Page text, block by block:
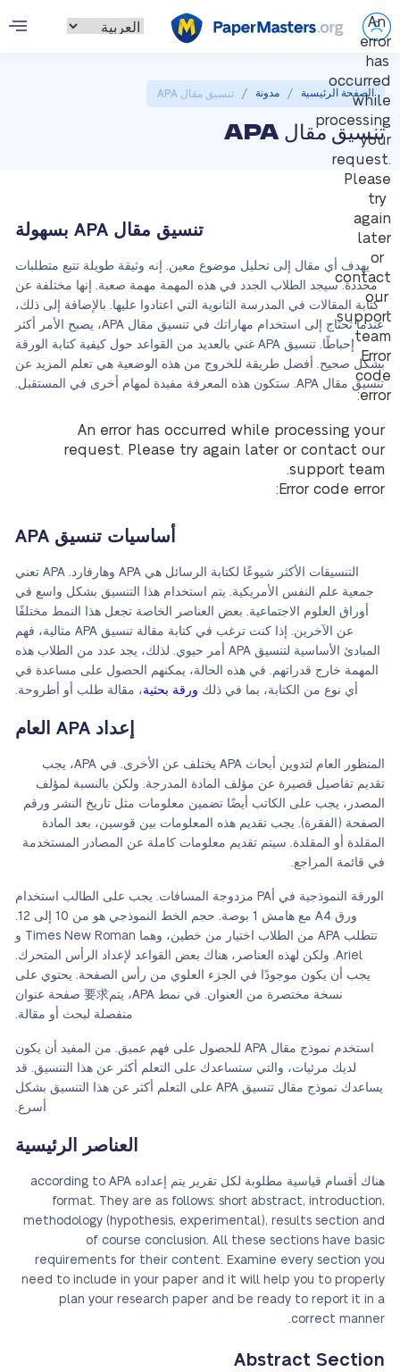
An
error
has
occurred
while
processing
your
request.
Please
try
again
later
or
contact
our
support
team.
Error
code
error:
الصفحة الرئيسية / مدونة / تنسيق مقال APA
تنسيق مقال APA
تنسيق مقال APA بسهولة
يهدف أي مقال إلى تحليل موضوع معين. إنه وثيقة طويلة تتبع متطلبات
محددة. سيجد الطلاب الجدد في هذه المهمة مهمة صعبة. إنها مختلفة عن
كتابة المقالات في المدرسة الثانوية التي اعتادوا عليها. بالإضافة إلى ذلك،
عندما تحتاج إلى استخدام مهاراتك في تنسيق مقال APA، يصبح الأمر أكثر
إحباطًا. تنسيق APA غني بالعديد من القواعد حول كيفية كتابة الورقة
بشكل صحيح. أفضل طريقة للخروج من هذه الوضعية هي تعلم المزيد عن
تنسيق مقال APA. ستكون هذه المعرفة مفيدة لمهام أخرى في المستقبل.
An error has occurred while processing your
request. Please try again later or contact our
support team.
Error code error:
أساسيات تنسيق APA
التنسيقات الأكثر شيوعًا لكتابة الرسائل هي APA وهارفارد. APA تعني
جمعية علم النفس الأمريكية. يتم استخدام هذا التنسيق بشكل واسع في
أوراق العلوم الاجتماعية. بعض العناصر الخاصة تجعل هذا النمط مختلفًا
عن الآخرين. إذا كنت ترغب في كتابة مقالة تنسيق APA مثالية، فهم
المبادئ الأساسية لتنسيق APA أمر حيوي. لذلك، يجد عدد من الطلاب هذه
المهمة خارج قدراتهم. في هذه الحالة، يمكنهم الحصول على مساعدة في
أي نوع من الكتابة، بما في ذلك ورقة بحثية، مقالة طلب أو أطروحة.
إعداد APA العام
المنظور العام لتدوين أبحاث APA يختلف عن الأخرى. في APA، يجب
تقديم تفاصيل قصيرة عن مؤلف المادة المدرجة. ولكن بالنسبة لمؤلف
المصدر، يجب على الكاتب أيضًا تضمين معلومات مثل تاريخ النشر ورقم
الصفحة (الفقرة). يجب تقديم هذه المعلومات بين قوسين، بعد المادة
المقلدة أو المقلدة. سيتم تقديم معلومات كاملة عن المصادر المستخدمة
في قائمة المراجع.
الورقة النموذجية في أPA مزدوجة المسافات. يجب على الطالب استخدام
ورق A4 مع هامش 1 بوصة. حجم الخط النموذجي هو من 10 إلى 12.
تتطلب APA من الطلاب اختيار من خطين، وهما Times New Roman و
Ariel. ولكن لهذه العناصر، هناك بعض القواعد لإعداد الرأس المتحرك.
يجب أن يكون موجودًا في الجزء العلوي من رأس الصفحة. يحتوي على
نسخة مختصرة من العنوان. في نمط APA، يتم要求 صفحة عنوان
منفصلة لبحث أو مقالة.
استخدم نموذج مقال APA للحصول على فهم عميق. من المفيد أن يكون
لديك مرئيات، والتي ستساعدك على التعلم أكثر عن هذا التنسيق. قد
يساعدك نموذج مقال تنسيق APA على التعلم أكثر عن هذا التنسيق بشكل
أسرع.
العناصر الرئيسية
هناك أقسام قياسية مطلوبة لكل تقرير يتم إعداده according to APA
format. They are as follows: short abstract, introduction,
methodology (hypothesis, experimental), results section and
of course conclusion. All these sections have basic
requirements for their content. Examine every section you
need to include in your paper and it will help you to properly
plan your research paper and be ready to report it in a
correct manner.
Abstract Section